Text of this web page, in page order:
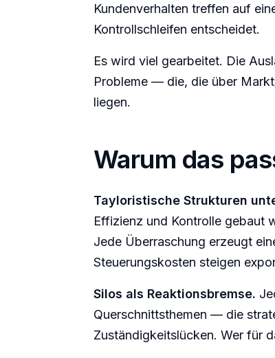
Kundenverhalten treffen auf
Kontrollschleifen entscheidet.
Es wird viel gearbeitet. Die
Probleme — die, die über
liegen.
Warum das
Tayloristische Strukturen
Effizienz und Kontrolle gebaut
Jede Überraschung erzeugt
Steuerungskosten steigen
Silos als Reaktionsbremse.
Querschnittsthemen — die
Zuständigkeitslücken. Wer für